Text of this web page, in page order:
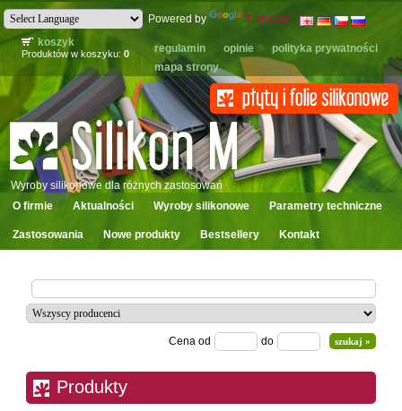
Powered by
Translate
koszyk
Produktów w koszyku:0 regulamin opinie
polityka prywatności
mapa strony
Wyroby silikonowe dla różnych zastosowań
O firmie
Aktualności Wyroby silikonowe Parametry techniczne
Zastosowania Nowe produkty Bestsellery Kontakt
Cena od do
Produkty